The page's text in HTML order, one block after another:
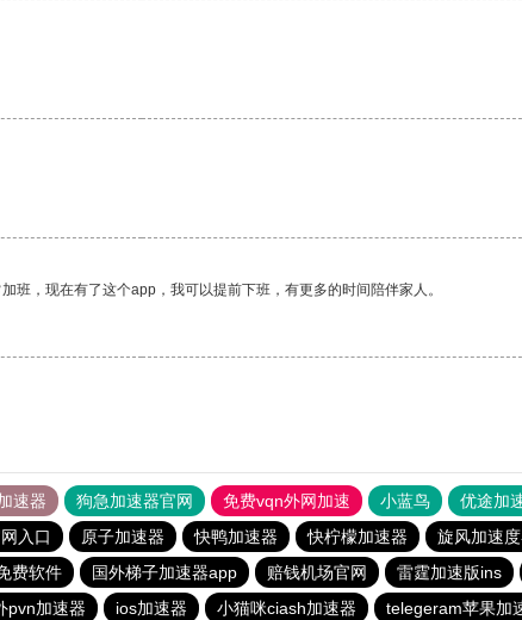
，现在有了这个app，我可以提前下班，有更多的时间陪伴家人。
速器 狗急加速器官网 免费vqn外网加速 小蓝鸟 优途加
入口 原子加速器 快鸭加速器 快柠檬加速器 旋风加速
费软件 国外梯子加速器app 赔钱机场官网 雷霆加速版ins
pvn加速器 ios加速器 小猫咪ciash加速器 telegeram苹果加